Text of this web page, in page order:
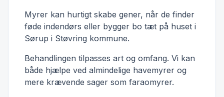
Myrer kan hurtigt skabe gener, når de finder
føde indendørs eller bygger bo tæt på huset i
Sørup i Støvring kommune.
Behandlingen tilpasses art og omfang. Vi kan
både hjælpe ved almindelige havemyrer og
mere krævende sager som faraomyrer.